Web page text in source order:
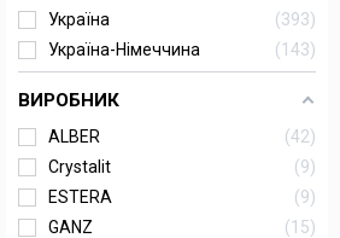
Україна
393
Україна-Німеччина
143
ВИРОБНИК
ALBER
42
Crystalit
9
ESTERA
9
GANZ
15